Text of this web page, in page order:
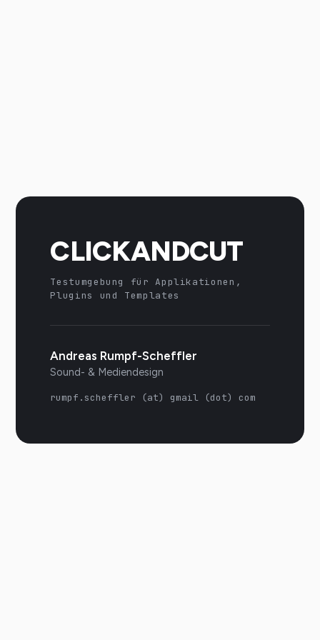
CLICKANDCUT
Testumgebung für Applikationen,
Plugins und Templates
Andreas Rumpf-Scheffler
Sound- & Mediendesign
rumpf.scheffler (at) gmail (dot) com